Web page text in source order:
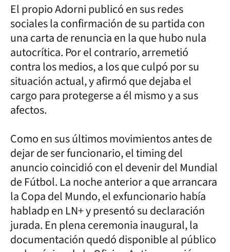
El propio Adorni publicó en sus redes
sociales la confirmación de su partida con
una carta de renuncia en la que hubo nula
autocrítica. Por el contrario, arremetió
contra los medios, a los que culpó por su
situación actual, y afirmó que dejaba el
cargo para protegerse a él mismo y a sus
afectos.
Como en sus últimos movimientos antes de
dejar de ser funcionario, el timing del
anuncio coincidió con el devenir del Mundial
de Fútbol. La noche anterior a que arrancara
la Copa del Mundo, el exfuncionario había
habladp en LN+ y presentó su declaración
jurada. En plena ceremonia inaugural, la
documentación quedó disponible al público